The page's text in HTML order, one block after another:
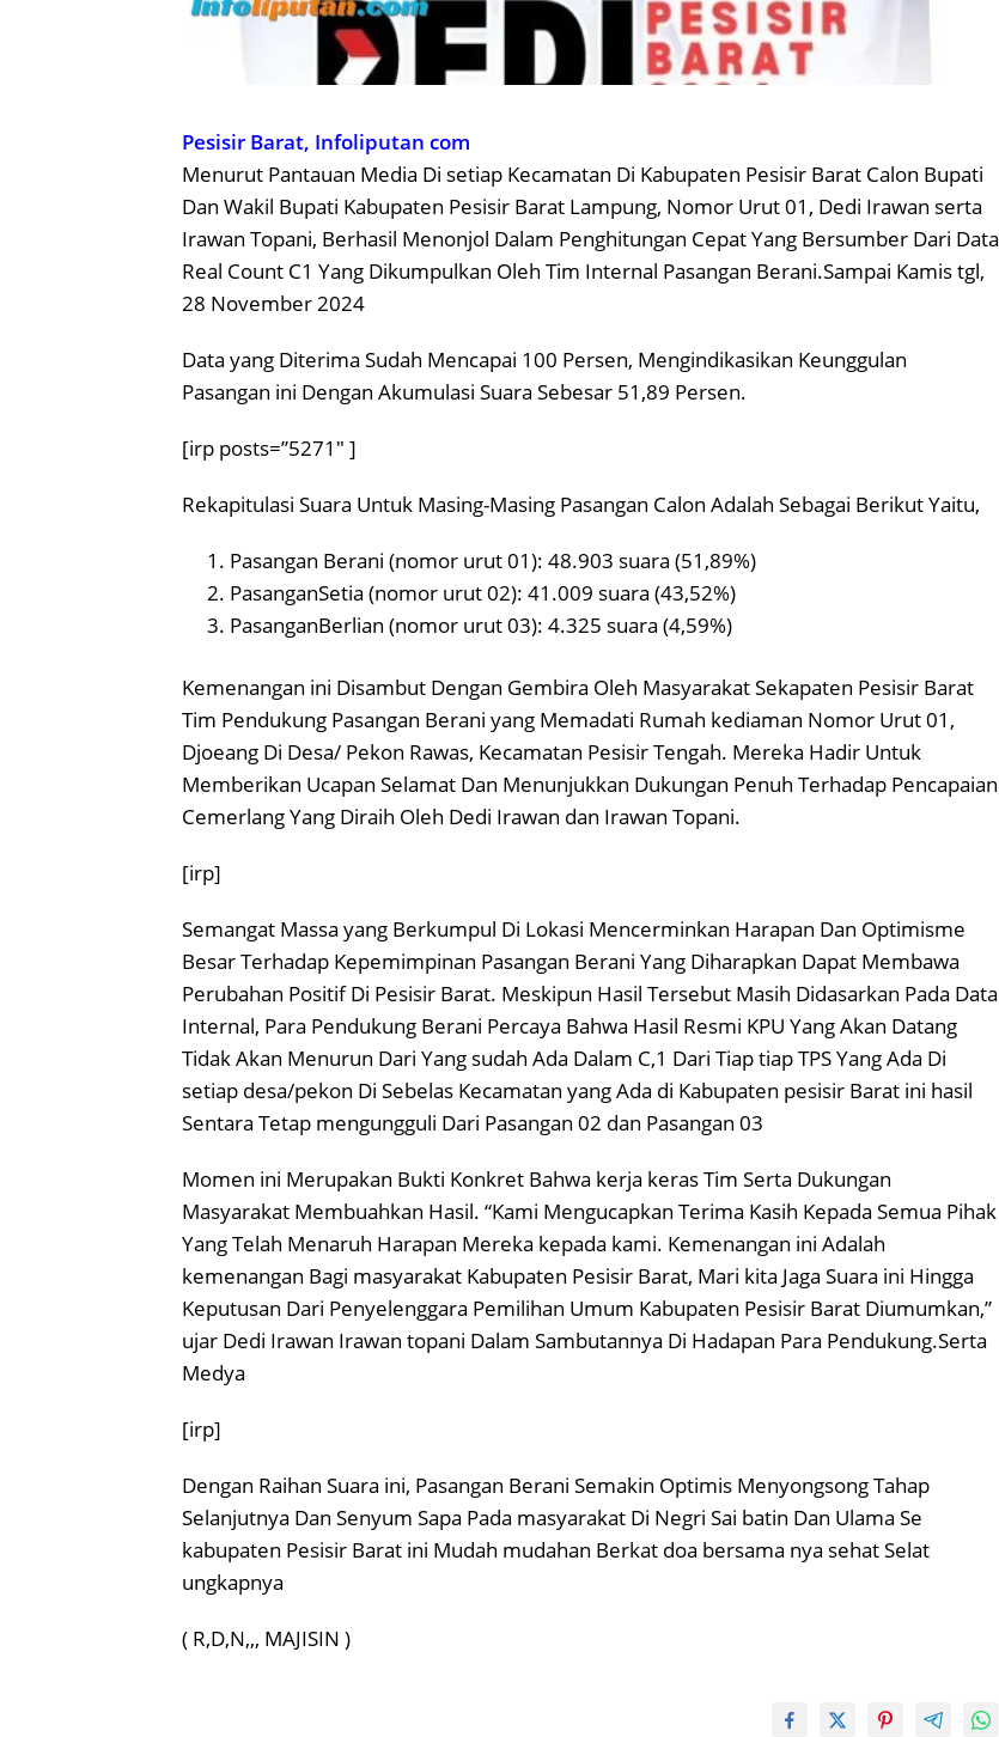
Pesisir Barat, Infoliputan com
Menurut Pantauan Media Di setiap Kecamatan Di Kabupaten Pesisir Barat Calon Bupati
Dan Wakil Bupati Kabupaten Pesisir Barat Lampung, Nomor Urut 01, Dedi Irawan serta
Irawan Topani, Berhasil Menonjol Dalam Penghitungan Cepat Yang Bersumber Dari Data
Real Count C1 Yang Dikumpulkan Oleh Tim Internal Pasangan Berani.Sampai Kamis tgl,
28 November 2024
Data yang Diterima Sudah Mencapai 100 Persen, Mengindikasikan Keunggulan
Pasangan ini Dengan Akumulasi Suara Sebesar 51,89 Persen.
[irp posts=”5271″ ]
Rekapitulasi Suara Untuk Masing-Masing Pasangan Calon Adalah Sebagai Berikut Yaitu,
Pasangan Berani (nomor urut 01): 48.903 suara (51,89%)
PasanganSetia (nomor urut 02): 41.009 suara (43,52%)
PasanganBerlian (nomor urut 03): 4.325 suara (4,59%)
Kemenangan ini Disambut Dengan Gembira Oleh Masyarakat Sekapaten Pesisir Barat
Tim Pendukung Pasangan Berani yang Memadati Rumah kediaman Nomor Urut 01,
Djoeang Di Desa/ Pekon Rawas, Kecamatan Pesisir Tengah. Mereka Hadir Untuk
Memberikan Ucapan Selamat Dan Menunjukkan Dukungan Penuh Terhadap Pencapaian
Cemerlang Yang Diraih Oleh Dedi Irawan dan Irawan Topani.
[irp]
Semangat Massa yang Berkumpul Di Lokasi Mencerminkan Harapan Dan Optimisme
Besar Terhadap Kepemimpinan Pasangan Berani Yang Diharapkan Dapat Membawa
Perubahan Positif Di Pesisir Barat. Meskipun Hasil Tersebut Masih Didasarkan Pada Data
Internal, Para Pendukung Berani Percaya Bahwa Hasil Resmi KPU Yang Akan Datang
Tidak Akan Menurun Dari Yang sudah Ada Dalam C,1 Dari Tiap tiap TPS Yang Ada Di
setiap desa/pekon Di Sebelas Kecamatan yang Ada di Kabupaten pesisir Barat ini hasil
Sentara Tetap mengungguli Dari Pasangan 02 dan Pasangan 03
Momen ini Merupakan Bukti Konkret Bahwa kerja keras Tim Serta Dukungan
Masyarakat Membuahkan Hasil. “Kami Mengucapkan Terima Kasih Kepada Semua Pihak
Yang Telah Menaruh Harapan Mereka kepada kami. Kemenangan ini Adalah
kemenangan Bagi masyarakat Kabupaten Pesisir Barat, Mari kita Jaga Suara ini Hingga
Keputusan Dari Penyelenggara Pemilihan Umum Kabupaten Pesisir Barat Diumumkan,”
ujar Dedi Irawan Irawan topani Dalam Sambutannya Di Hadapan Para Pendukung.Serta
Medya
[irp]
Dengan Raihan Suara ini, Pasangan Berani Semakin Optimis Menyongsong Tahap
Selanjutnya Dan Senyum Sapa Pada masyarakat Di Negri Sai batin Dan Ulama Se
kabupaten Pesisir Barat ini Mudah mudahan Berkat doa bersama nya sehat Selat
ungkapnya
( R,D,N,,, MAJISIN )